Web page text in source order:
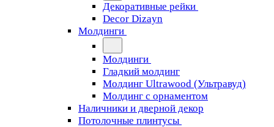
Декоративные рейки
Decor Dizayn
Молдинги
Молдинги
Гладкий молдинг
Молдинг Ultrawood (Ультравуд)
Молдинг с орнаментом
Наличники и дверной декор
Потолочные плинтусы